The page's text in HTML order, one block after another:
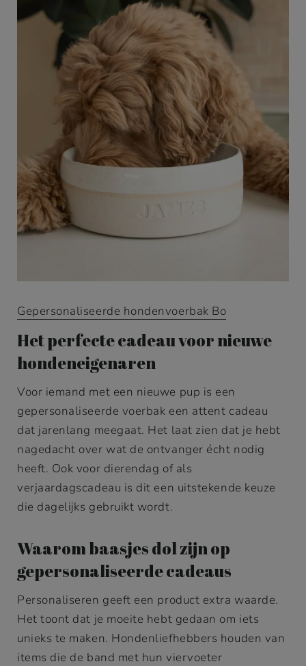
Gepersonaliseerde hondenvoerbak Bo
Het perfecte cadeau voor nieuwe
hondeneigenaren
Voor iemand met een nieuwe pup is een
gepersonaliseerde voerbak een attent cadeau
dat jarenlang meegaat. Het laat zien dat je hebt
nagedacht over wat de ontvanger écht nodig
heeft. Ook voor dierendag of als
verjaardagscadeau is dit een uitstekende keuze
die dagelijks gebruikt wordt.
Waarom baasjes dol zijn op
gepersonaliseerde cadeaus
Personaliseren geeft een product extra waarde.
Het toont dat je moeite hebt gedaan om iets
unieks te maken. Hondenliefhebbers houden van
items die de band met hun viervoeter